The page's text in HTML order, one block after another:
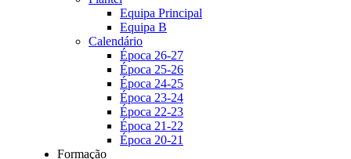
Equipa Principal
Equipa B
Calendário
Época 26-27
Época 25-26
Época 24-25
Época 23-24
Época 22-23
Época 21-22
Época 20-21
Formação